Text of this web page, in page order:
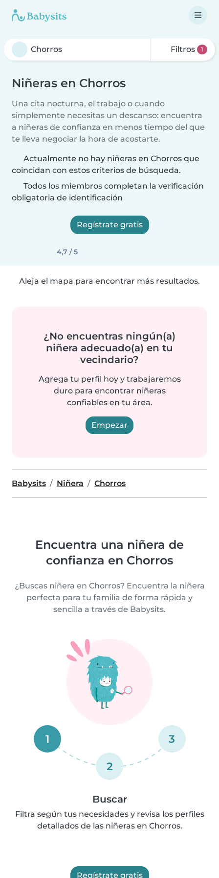
Filtros 1
Niñeras en Chorros
Una cita nocturna, el trabajo o cuando
simplemente necesitas un descanso: encuentra
a niñeras de confianza en menos tiempo del que
te lleva negociar la hora de acostarte.
Actualmente no hay niñeras en Chorros que
coincidan con estos criterios de búsqueda.
Todos los miembros completan la verificación
obligatoria de identificación
Regístrate gratis
4,7 / 5
Aleja el mapa para encontrar más resultados.
¿No encuentras ningún(a)
niñera adecuado(a) en tu
vecindario?
Agrega tu perfil hoy y trabajaremos
duro para encontrar niñeras
confiables en tu área.
Empezar
Babysits Niñera Chorros
Encuentra una niñera de
confianza en Chorros
¿Buscas niñera en Chorros? Encuentra la niñera
perfecta para tu familia de forma rápida y
sencilla a través de Babysits.
1
2
3
Buscar
Filtra según tus necesidades y revisa los perfiles
detallados de las niñeras en Chorros.
Regístrate gratis